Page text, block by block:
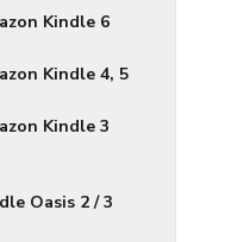
Kindle 6
Kindle 4, 5
Kindle 3
Oasis 2 / 3